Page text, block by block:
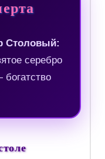
Столовый:
серебро